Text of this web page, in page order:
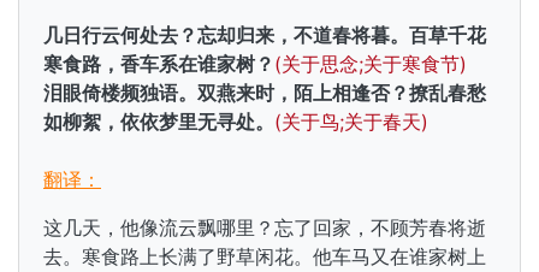
几日行云何处去？忘却归来，不道春将暮。百草千花
寒食路，香车系在谁家树？ (关于思念;关于寒食节)
泪眼倚楼频独语。双燕来时，陌上相逢否？撩乱春愁
如柳絮，依依梦里无寻处。 (关于鸟;关于春天)
翻译：
这几天，他像流云飘哪里？忘了回家，不顾芳春将逝
去。寒食路上长满了野草闲花。他车马又在谁家树上